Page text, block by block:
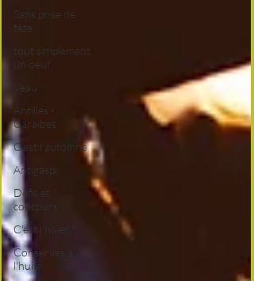
Sans prise de
tête
tout simplement
un oeuf
Veau
Antilles -
Caraïbes
C'est l'automne
Antigaspi
Défis et
concours
C'est l'hiver !
Conserves à
l'huile